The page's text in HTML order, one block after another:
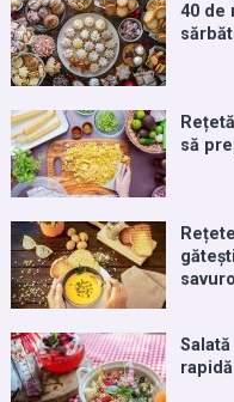
40 de
să